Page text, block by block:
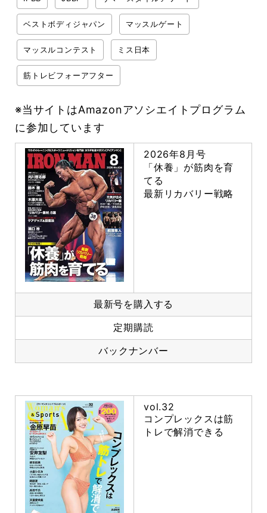
ベストボディジャパン マッスルゲート
マッスルコンテスト ミス日本
筋トレビフォーアフター
※当サイトはAmazonアソシエイトプログラム
に参加しています
2026年8月号
「休養」が筋肉を育
てる
最新リカバリー戦略
最新号を購入する
定期購読
バックナンバー
vol.32
コンプレックスは筋
トレで解消できる